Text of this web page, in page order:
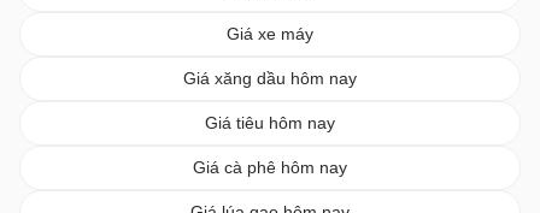
Giá xe máy
Giá xăng dầu hôm nay
Giá tiêu hôm nay
Giá cà phê hôm nay